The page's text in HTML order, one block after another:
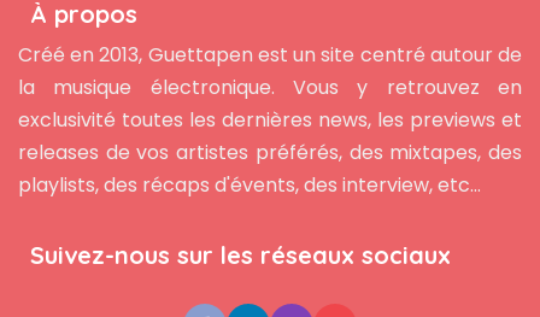
À propos
Créé en 2013, Guettapen est un site centré autour de
la musique électronique. Vous y retrouvez en
exclusivité toutes les dernières news, les previews et
releases de vos artistes préférés, des mixtapes, des
playlists, des récaps d'évents, des interview, etc...
Suivez-nous sur les réseaux sociaux